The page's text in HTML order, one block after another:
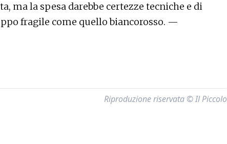
ma la spesa darebbe certezze tecniche e di
fragile come quello biancorosso. —
Riproduzione riservata © Il Piccolo